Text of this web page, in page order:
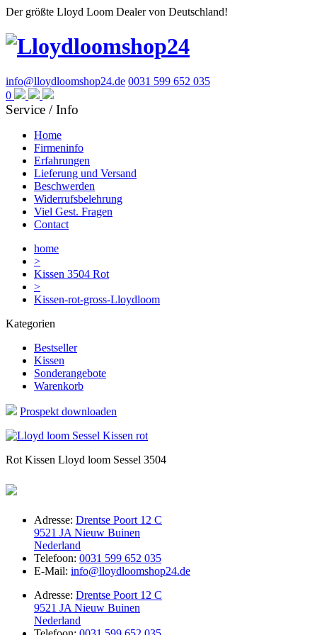
Der größte Lloyd Loom Dealer von Deutschland!
info@lloydloomshop24.de 0031 599 652 035
0
Service / Info
Home
Firmeninfo
Erfahrungen
Lieferung und Versand
Beschwerden
Widerrufsbelehrung
Viel Gest. Fragen
Contact
home
>
Kissen 3504 Rot
>
Kissen-rot-gross-Lloydloom
Kategorien
Bestseller
Kissen
Sonderangebote
Warenkorb
Prospekt downloaden
Rot Kissen Lloyd loom Sessel 3504
Adresse: Drentse Poort 12 C
9521 JA Nieuw Buinen
Nederland
Telefoon: 0031 599 652 035
E-Mail: info@lloydloomshop24.de
Adresse: Drentse Poort 12 C
9521 JA Nieuw Buinen
Nederland